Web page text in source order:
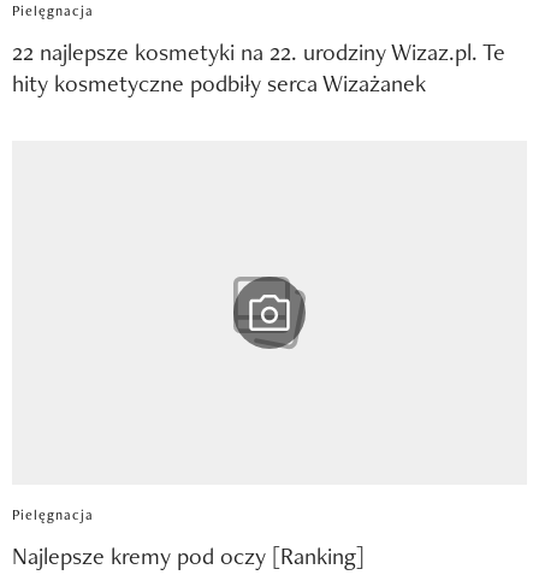
Pielęgnacja
22 najlepsze kosmetyki na 22. urodziny Wizaz.pl. Te
hity kosmetyczne podbiły serca Wizażanek
Pielęgnacja
Najlepsze kremy pod oczy [Ranking]